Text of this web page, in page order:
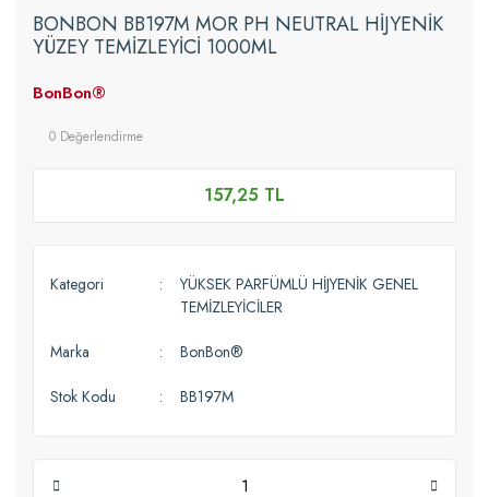
BONBON BB197M MOR PH NEUTRAL HİJYENİK
YÜZEY TEMİZLEYİCİ 1000ML
BonBon®
0 Değerlendirme
157,25 TL
Kategori
YÜKSEK PARFÜMLÜ HİJYENİK GENEL
TEMİZLEYİCİLER
Marka BonBon®
Stok Kodu BB197M